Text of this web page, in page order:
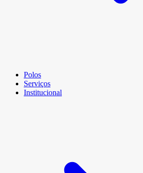
Polos
Serviços
Institucional